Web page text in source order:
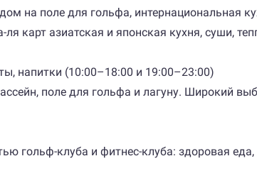
на поле для гольфа, интернациональная
карт азиатская и японская кухня, суши,
напитки (10:00–18:00 и 19:00–23:00)
поле для гольфа и лагуну. Широкий
гольф-клуба и фитнес-клуба: здоровая